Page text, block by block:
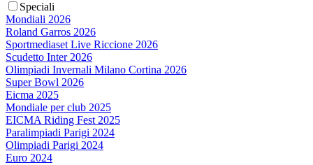
Speciali
Mondiali 2026
Roland Garros 2026
Sportmediaset Live Riccione 2026
Scudetto Inter 2026
Olimpiadi Invernali Milano Cortina 2026
Super Bowl 2026
Eicma 2025
Mondiale per club 2025
EICMA Riding Fest 2025
Paralimpiadi Parigi 2024
Olimpiadi Parigi 2024
Euro 2024